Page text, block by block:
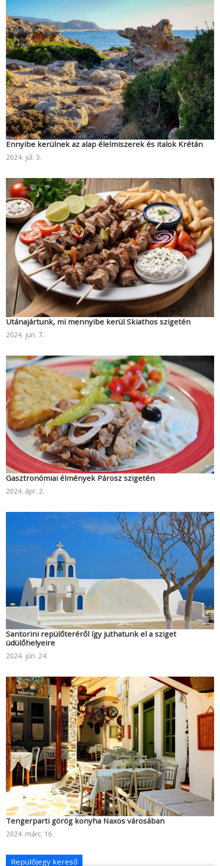
Ennyibe kerülnek az alap élelmiszerek és italok Krétán
2024. júl. 3.
Utánajártunk, mi mennyibe kerül Skiathos szigetén
2024. jún. 7.
Gasztronómiai élmények Párosz szigetén
2024. ápr. 2.
Santorini repülőteréről így juthatunk el a sziget
üdülőhelyeire
2024. jún. 24.
Tengerparti görög konyha Naxos városában
2024. márc. 16.
Repülőjegy kereső